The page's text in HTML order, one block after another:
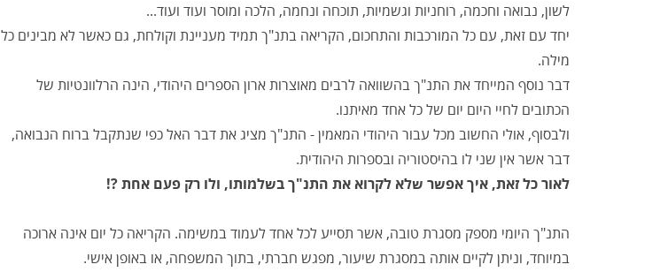
לשון, נבואה וחכמה, רוחניות וגשמיות, תוכחה ונחמה, הלכה ומוסר ועוד ועוד...
יחד עם זאת, עם כל המורכבות והתחכום, הקריאה בתנ"ך תמיד מעניינת וקולחת, גם כאשר לא מבינים כל
מילה.
דבר נוסף המייחד את התנ"ך בהשוואה לרבים מאוצרות ארון הספרים היהודי, הינה הרלוונטיות של
הכתובים לחיי היום יום של כל אחד מאיתנו.
ולבסוף, אולי החשוב מכל עבור היהודי המאמין - התנ"ך מציג את דבר האל כפי שנתקבל ברוח הנבואה,
דבר אשר אין שני לו בהיסטוריה ובספרות היהודית.
לאור כל זאת, איך אפשר שלא לקרוא את התנ"ך בשלמותו, ולו רק פעם אחת ?!
התנ"ך היומי מספק מסגרת טובה, אשר תסייע לכל אחד לעמוד במשימה. הקריאה כל יום אינה ארוכה
במיוחד, וניתן לקיים אותה במסגרת שיעור, מפגש חברתי, בתוך המשפחה, או באופן אישי.